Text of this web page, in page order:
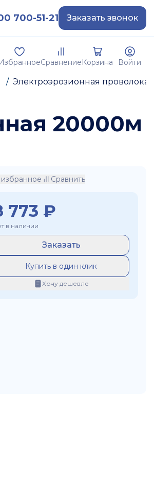
700-51-21 Заказать звонок
ИзбранноеСравнение Корзина Войти
/ Электроэрозионная проволока
20000м
Сравнить
773 ₽
в наличии
Заказать
Купить в один клик
Хочу дешевле